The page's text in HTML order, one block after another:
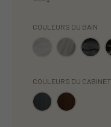
COULEURS DU BAIN
COULEURS DU CABINET